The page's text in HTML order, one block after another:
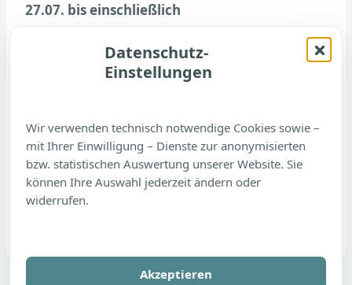
Datenschutz-
Einstellungen
Wir verwenden technisch notwendige Cookies sowie –
mit Ihrer Einwilligung – Dienste zur anonymisierten
bzw. statistischen Auswertung unserer Website. Sie
können Ihre Auswahl jederzeit ändern oder
widerrufen.
Akzeptieren
27.07. bis einschließlich
In diesem Zeitraum werdenkeine E-Mails
gelesen oder bearbeitet.
Die Vertretung übernimmt in dieser Zeit
freundlicherweise die Praxis Zitscher
Marktstraße 16, 37434 Gieboldehausen – Tel.
05528 / 8923